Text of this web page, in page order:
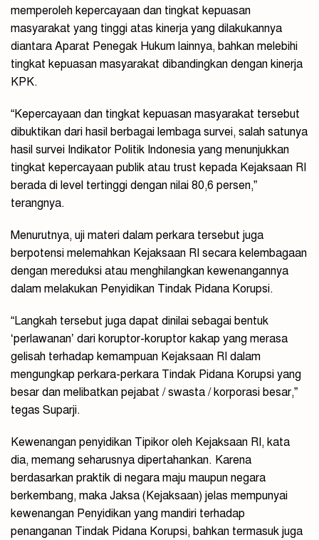
memperoleh kepercayaan dan tingkat kepuasan
masyarakat yang tinggi atas kinerja yang dilakukannya
diantara Aparat Penegak Hukum lainnya, bahkan melebihi
tingkat kepuasan masyarakat dibandingkan dengan kinerja
KPK.
“Kepercayaan dan tingkat kepuasan masyarakat tersebut
dibuktikan dari hasil berbagai lembaga survei, salah satunya
hasil survei Indikator Politik Indonesia yang menunjukkan
tingkat kepercayaan publik atau trust kepada Kejaksaan RI
berada di level tertinggi dengan nilai 80,6 persen,”
terangnya.
Menurutnya, uji materi dalam perkara tersebut juga
berpotensi melemahkan Kejaksaan RI secara kelembagaan
dengan mereduksi atau menghilangkan kewenangannya
dalam melakukan Penyidikan Tindak Pidana Korupsi.
“Langkah tersebut juga dapat dinilai sebagai bentuk
‘perlawanan’ dari koruptor-koruptor kakap yang merasa
gelisah terhadap kemampuan Kejaksaan RI dalam
mengungkap perkara-perkara Tindak Pidana Korupsi yang
besar dan melibatkan pejabat / swasta / korporasi besar,”
tegas Suparji.
Kewenangan penyidikan Tipikor oleh Kejaksaan RI, kata
dia, memang seharusnya dipertahankan. Karena
berdasarkan praktik di negara maju maupun negara
berkembang, maka Jaksa (Kejaksaan) jelas mempunyai
kewenangan Penyidikan yang mandiri terhadap
penanganan Tindak Pidana Korupsi, bahkan termasuk juga